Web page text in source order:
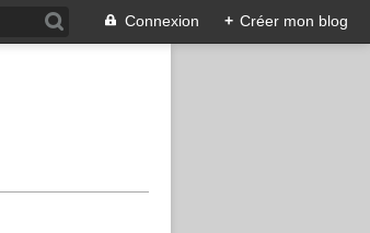
Connexion + Créer mon blog